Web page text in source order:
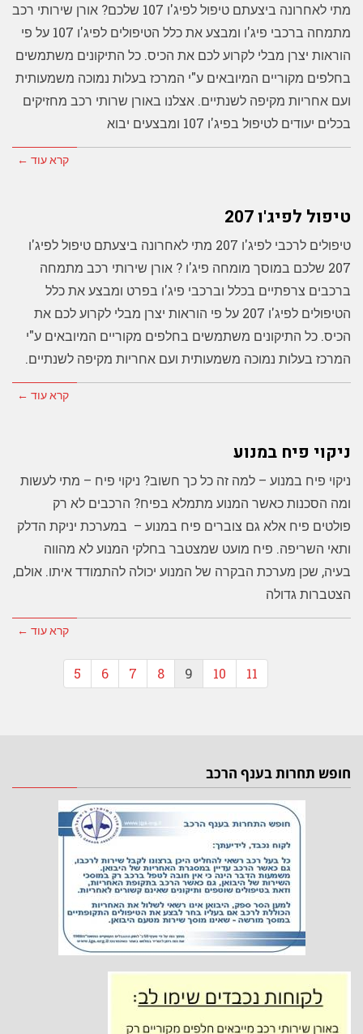
מתי לאחרונה ביצעתם טיפול לפיג'ו 107 שלכם? אורן שירותי רכב
מתמחה ברכבי פיג'ו ומבצע את כלל הטיפולים לפיג'ו 107 על פי
הוראות יצרן מבלי לקרוע לכם את הכיס. כל התיקונים משתמשים
בחלפים מקוריים המיובאים ע"י המרכז בעלות נמוכה משמעותית
ועם אחריות מקיפה לשנתיים. אצלנו באורן שרותי רכב מחזיקים
בכלים יעודים לטיפול בפיג'ו 107 ומבצעים יבוא
קרא עוד ←
טיפול לפיג'ו 207
טיפולים לרכבי לפיג'ו 207 מתי לאחרונה ביצעתם טיפול לפיג'ו
207 שלכם במוסך מומחה פיג'ו ? אורן שירותי רכב מתמחה
ברכבים צרפתיים בכלל וברכבי פיג'ו בפרט ומבצע את כלל
הטיפולים לפיג'ו 207 על פי הוראות יצרן מבלי לקרוע לכם את
הכיס. כל התיקונים משתמשים בחלפים מקוריים המיובאים ע"י
המרכז בעלות נמוכה משמעותית ועם אחריות מקיפה לשנתיים.
קרא עוד ←
ניקוי פיח במנוע
ניקוי פיח במנוע – למה זה כל כך חשוב? ניקוי פיח – מתי לעשות
ומה הסכנות כאשר המנוע מתמלא בפיח? הרכבים לא רק
פולטים פיח אלא גם צוברים פיח במנוע – במערכת יניקת הדלק
ותאי השריפה. פיח מועט שמצטבר בחלקי המנוע לא מהווה
בעיה, שכן מערכת הבקרה של המנוע יכולה להתמודד איתו. אולם,
הצטברות גדולה
קרא עוד ←
5 6 7 8 9 10 11
חופש תחרות בענף הרכב